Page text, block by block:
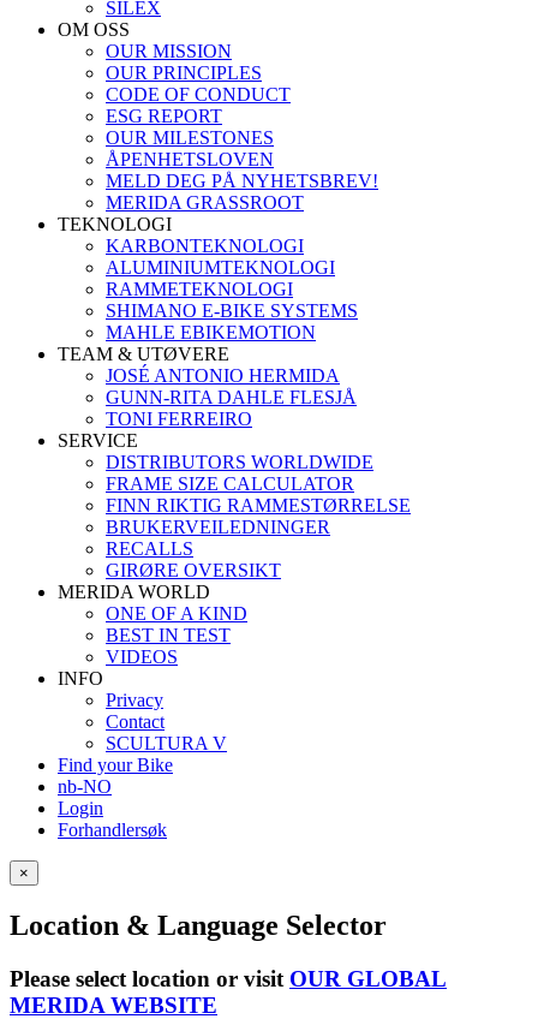
SILEX
OM OSS
OUR MISSION
OUR PRINCIPLES
CODE OF CONDUCT
ESG REPORT
OUR MILESTONES
ÅPENHETSLOVEN
MELD DEG PÅ NYHETSBREV!
MERIDA GRASSROOT
TEKNOLOGI
KARBONTEKNOLOGI
ALUMINIUMTEKNOLOGI
RAMMETEKNOLOGI
SHIMANO E-BIKE SYSTEMS
MAHLE EBIKEMOTION
TEAM & UTØVERE
JOSÉ ANTONIO HERMIDA
GUNN-RITA DAHLE FLESJÅ
TONI FERREIRO
SERVICE
DISTRIBUTORS WORLDWIDE
FRAME SIZE CALCULATOR
FINN RIKTIG RAMMESTØRRELSE
BRUKERVEILEDNINGER
RECALLS
GIRØRE OVERSIKT
MERIDA WORLD
ONE OF A KIND
BEST IN TEST
VIDEOS
INFO
Privacy
Contact
SCULTURA V
Find your Bike
nb-NO
Login
Forhandlersøk
×
Location & Language Selector
Please select location or visit OUR GLOBAL
MERIDA WEBSITE